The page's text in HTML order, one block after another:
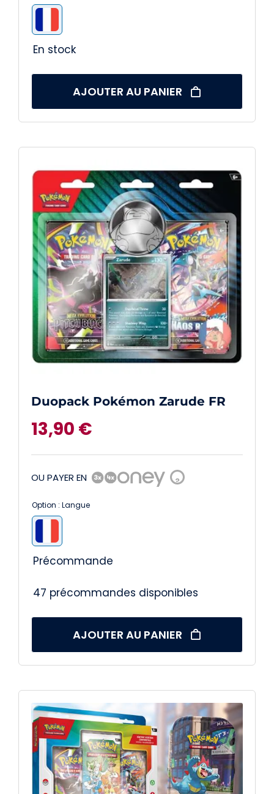
En stock
AJOUTER AU PANIER
Duopack Pokémon Zarude FR
13,90 €
OU PAYER EN ?
Option : Langue
Précommande
47 précommandes disponibles
AJOUTER AU PANIER